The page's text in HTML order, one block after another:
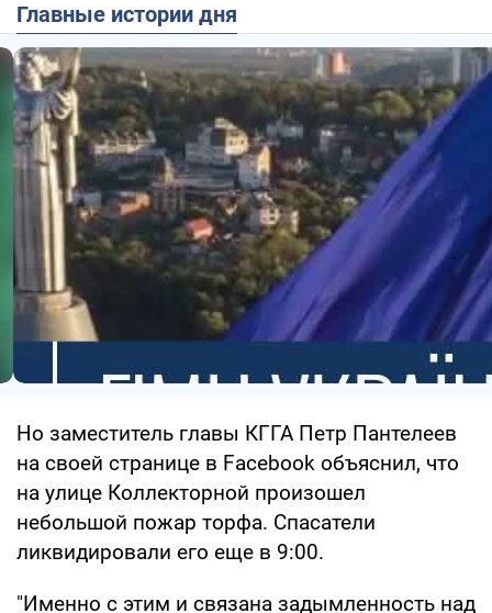
Главные истории дня
Но заместитель главы КГГА Петр Пантелеев
на своей странице в Facebook объяснил, что
на улице Коллекторной произошел
небольшой пожар торфа. Спасатели
ликвидировали его еще в 9:00.
"Именно с этим и связана задымленность над